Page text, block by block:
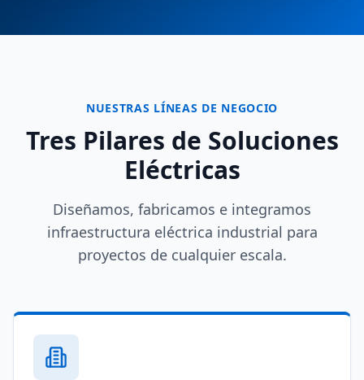
NUESTRAS LÍNEAS DE NEGOCIO
Tres Pilares de Soluciones
Eléctricas
Diseñamos, fabricamos e integramos
infraestructura eléctrica industrial para
proyectos de cualquier escala.